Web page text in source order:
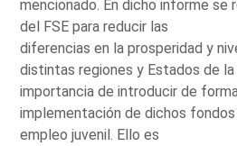
mencionado. En dicho informe se
del FSE para reducir las
diferencias en la prosperidad y
distintas regiones y Estados de la
importancia de introducir de
implementación de dichos
empleo juvenil. Ello es